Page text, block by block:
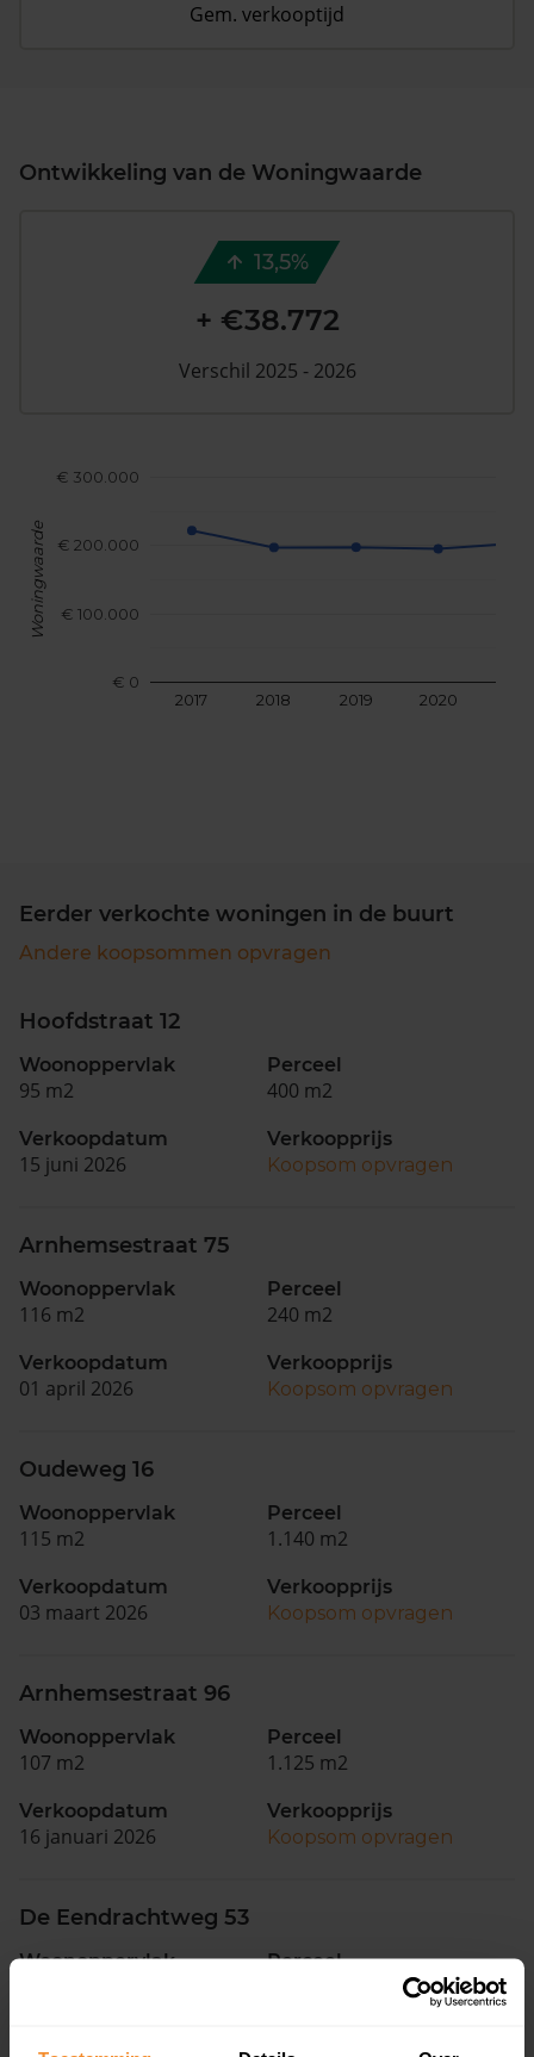
Gem. verkooptijd
Ontwikkeling van de Woningwaarde
2017 2018 2019 2020
€ 0
€ 100.000
€ 200.000
€ 300.000
Woningwaarde
13,5%
+ €38.772
Verschil 2025 - 2026
Eerder verkochte woningen in de buurt
Andere koopsommen opvragen
Hoofdstraat 12
Woonoppervlak
95 m2
Perceel
400 m2
Verkoopdatum
15 juni 2026
Verkoopprijs
Koopsom opvragen
Arnhemsestraat 75
Woonoppervlak
116 m2
Perceel
240 m2
Verkoopdatum
01 april 2026
Verkoopprijs
Koopsom opvragen
Oudeweg 16
Woonoppervlak
115 m2
Perceel
1.140 m2
Verkoopdatum
03 maart 2026
Verkoopprijs
Koopsom opvragen
Arnhemsestraat 96
Woonoppervlak
107 m2
Perceel
1.125 m2
Verkoopdatum
16 januari 2026
Verkoopprijs
Koopsom opvragen
De Eendrachtweg 53
Woonoppervlak Perceel